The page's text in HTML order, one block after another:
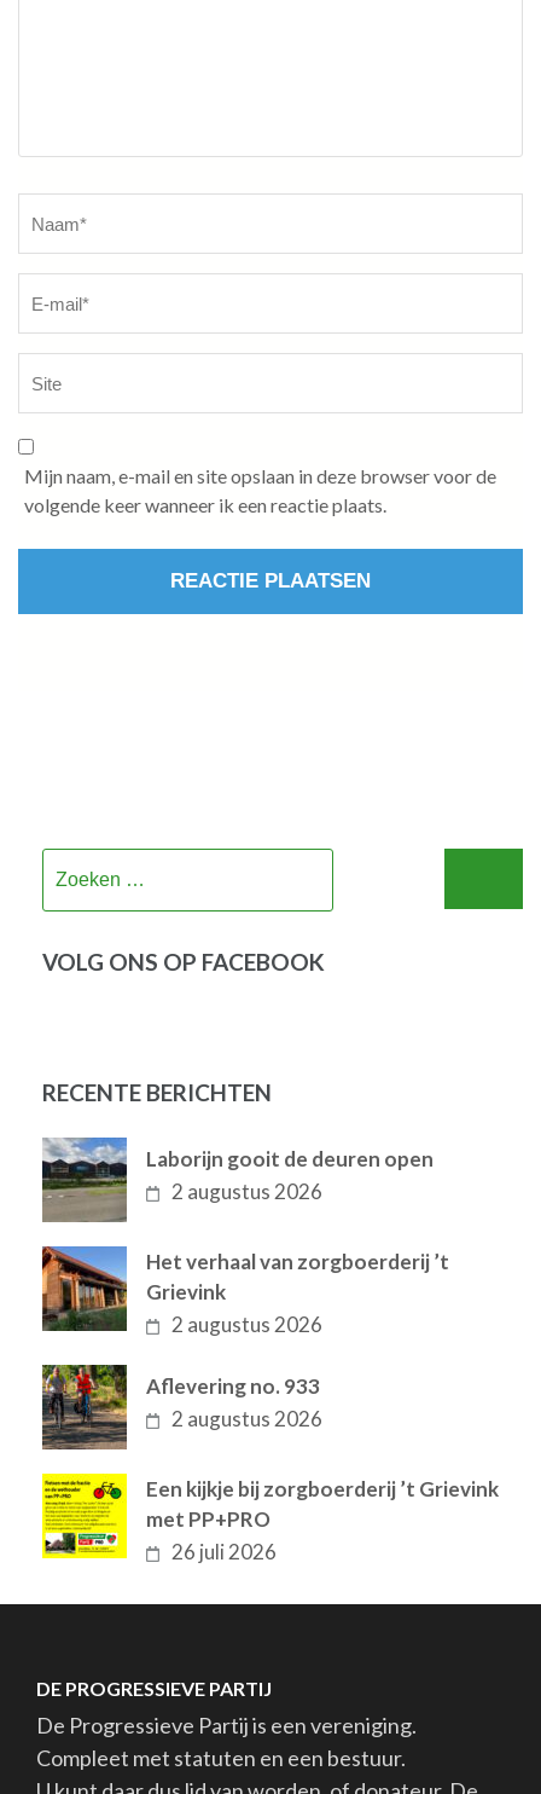
Mijn naam, e-mail en site opslaan in deze browser voor de
volgende keer wanneer ik een reactie plaats.
VOLG ONS OP FACEBOOK
RECENTE BERICHTEN
Laborijn gooit de deuren open
2 augustus 2026
Het verhaal van zorgboerderij ’t
Grievink
2 augustus 2026
Aflevering no. 933
2 augustus 2026
Een kijkje bij zorgboerderij ’t Grievink
met PP+PRO
26 juli 2026
DE PROGRESSIEVE PARTIJ
De Progressieve Partij is een vereniging.
Compleet met statuten en een bestuur.